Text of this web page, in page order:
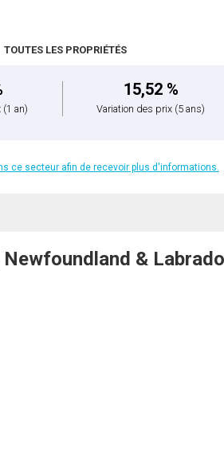
TOUTES LES PROPRIÉTÉS
(1 an)
15,52 %
Variation des prix (5 ans)
ce secteur afin de recevoir plus d'informations.
&